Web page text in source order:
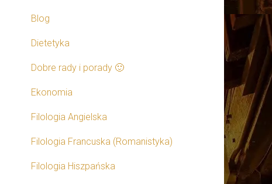
Blog
Dietetyka
Dobre rady i porady 🙂
Ekonomia
Filologia Angielska
Filologia Francuska (Romanistyka)
Filologia Hiszpańska